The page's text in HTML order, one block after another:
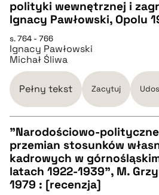
CZYSTY TEKST
pobierz cytat
BIBTEX
polityki wewnętrznej i
Ignacy Pawłowski, Opolu
s. 764 - 766
Ignacy Pawłowski
Michał Śliwa
Pełny tekst Zacytuj
CZYSTY TEKST
pobierz cytat
"Narodościowo-
przemian stosunków
kadrowych w
latach 1922-1939", M.
1979 : [recenzja]